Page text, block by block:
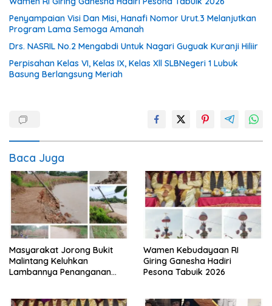
Penyampaian Visi Dan Misi, Hanafi Nomor Urut.3 Melanjutkan
Program Lama Semoga Amanah
Drs. NASRIL No.2 Mengabdi Untuk Nagari Guguak Kuranji Hiliir
Perpisahan Kelas VI, Kelas IX, Kelas Xll SLBNegeri 1 Lubuk
Basung Berlangsung Meriah
Baca Juga
Masyarakat Jorong Bukit
Malintang Keluhkan
Lambannya Penanganan
Wamen Kebudayaan RI
Giring Ganesha Hadiri
Pesona Tabuik 2026